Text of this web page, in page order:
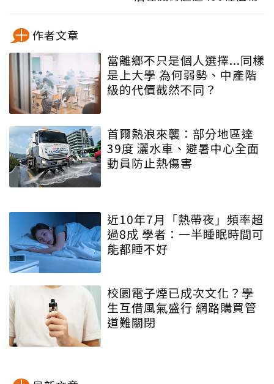
作者文章
當離鄉不只是個人選擇...同樣
是上大學 為何弱勢、中產階
級的代價截然不同？
首爾熱浪來襲：部分地區達
39度 灑水車、避暑中心全面
動員防止熱傷害
近10年7月「熱帶夜」頻率超
過8成 學者：一半睡眠時間可
能都睡不好
校園電子煙已成次文化？學
生互借風氣盛行 網路購買管
道難關閉